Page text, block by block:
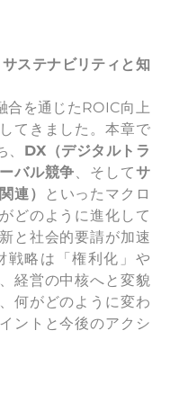
ステナビリティと知
合を通じたROIC向上
てきました。本章で
DX（デジタルトラ
バル競争、そしてサ
連）
といったマクロ
どのように進化して
と社会的要請が加速
戦略は「権利化」や
経営の中核へと変貌
何がどのように変わ
ントと今後のアクシ